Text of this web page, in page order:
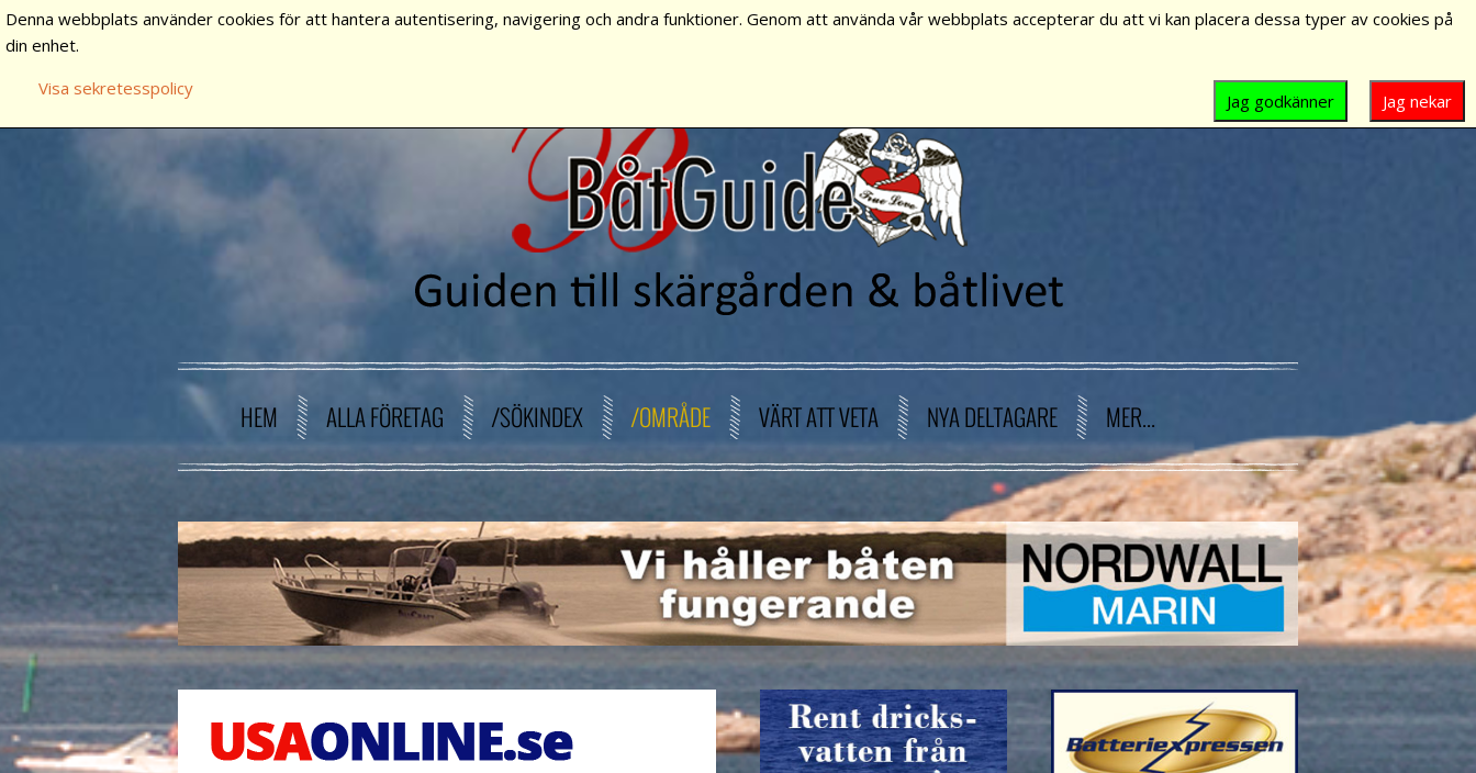
HEM ALLA FÖRETAG /SÖKINDEX /OMRÅDE VÄRT ATT VETA NYA DELTAGARE MER...
Denna webbplats använder cookies för att hantera autentisering, navigering och andra funktioner. Genom att använda vår webbplats accepterar du att vi kan placera dessa typer av cookies på
din enhet.
Visa sekretesspolicy
Jag nekar
Jag godkänner